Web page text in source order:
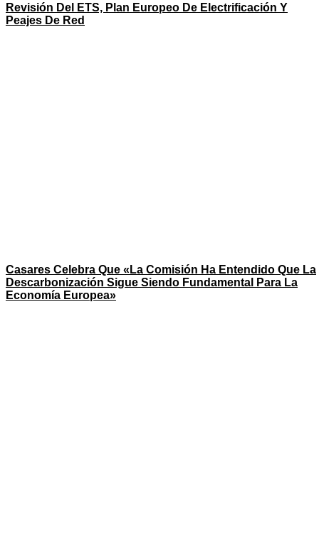
Revisión Del ETS, Plan Europeo De Electrificación Y
Peajes De Red
Casares Celebra Que «la Comisión Ha Entendido Que La
Descarbonización Sigue Siendo Fundamental Para La
Economía Europea»